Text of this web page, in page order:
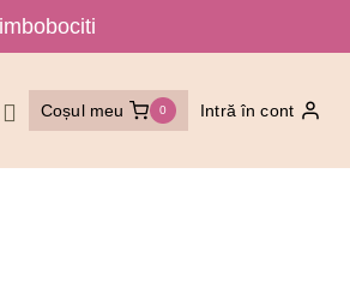
Coșul meu 0 Intră în cont